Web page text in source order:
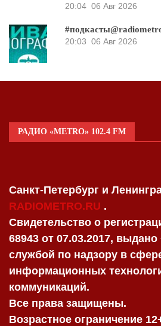
20:04 06 Авг 2026
20:03 06 Авг 2026
РАДИО «METRO» 102.4 FM
Санкт-Петербург и
RADIOMETRO.RU .
Свидетельство о
68943 от 07.03.2017,
службой по надзору в
информационных
коммуникаций.
Все права защищены.
Возрастное ограничение